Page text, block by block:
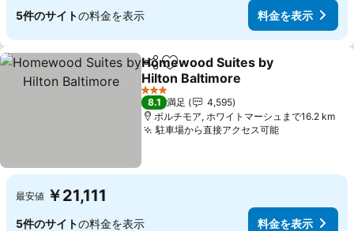
5件のサイトの料金を表示 料金を表示
シェアお気に入りに追加
Homewood Suites by
Hilton Baltimore
料金を表示
3 ホテルのランク
8.1 満足
4,595
ボルチモア, ホワイトマーシュまで16.2 km
駐車場から直接アクセス可能料金を表示
最安値 ￥21,111
5件のサイトの料金を表示 料金を表示